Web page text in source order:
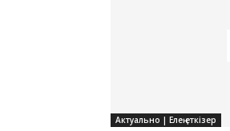
Актуально | Елең еткізер